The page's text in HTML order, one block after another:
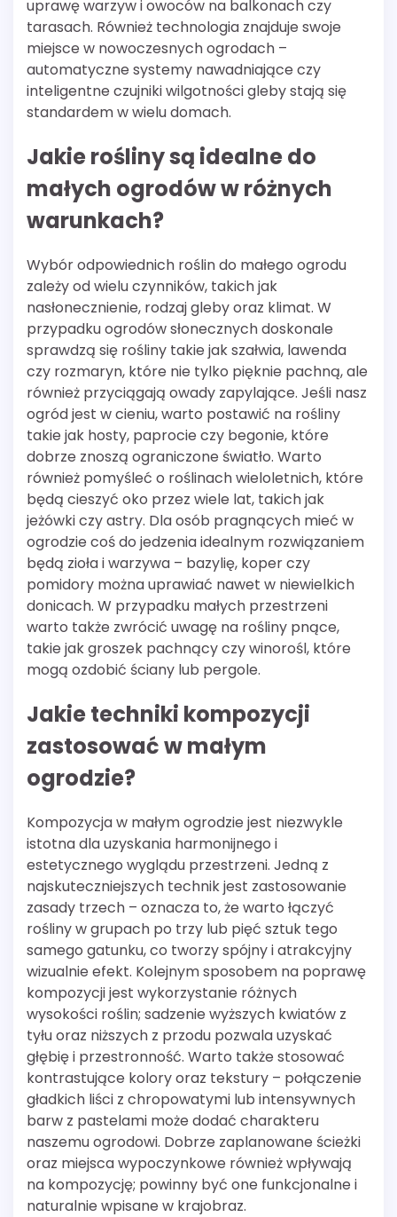
uprawę warzyw i owoców na balkonach czy
tarasach. Również technologia znajduje swoje
miejsce w nowoczesnych ogrodach –
automatyczne systemy nawadniające czy
inteligentne czujniki wilgotności gleby stają się
standardem w wielu domach.
Jakie rośliny są idealne do
małych ogrodów w różnych
warunkach?
Wybór odpowiednich roślin do małego ogrodu
zależy od wielu czynników, takich jak
nasłonecznienie, rodzaj gleby oraz klimat. W
przypadku ogrodów słonecznych doskonale
sprawdzą się rośliny takie jak szałwia, lawenda
czy rozmaryn, które nie tylko pięknie pachną, ale
również przyciągają owady zapylające. Jeśli nasz
ogród jest w cieniu, warto postawić na rośliny
takie jak hosty, paprocie czy begonie, które
dobrze znoszą ograniczone światło. Warto
również pomyśleć o roślinach wieloletnich, które
będą cieszyć oko przez wiele lat, takich jak
jeżówki czy astry. Dla osób pragnących mieć w
ogrodzie coś do jedzenia idealnym rozwiązaniem
będą zioła i warzywa – bazylię, koper czy
pomidory można uprawiać nawet w niewielkich
donicach. W przypadku małych przestrzeni
warto także zwrócić uwagę na rośliny pnące,
takie jak groszek pachnący czy winorośl, które
mogą ozdobić ściany lub pergole.
Jakie techniki kompozycji
zastosować w małym
ogrodzie?
Kompozycja w małym ogrodzie jest niezwykle
istotna dla uzyskania harmonijnego i
estetycznego wyglądu przestrzeni. Jedną z
najskuteczniejszych technik jest zastosowanie
zasady trzech – oznacza to, że warto łączyć
rośliny w grupach po trzy lub pięć sztuk tego
samego gatunku, co tworzy spójny i atrakcyjny
wizualnie efekt. Kolejnym sposobem na poprawę
kompozycji jest wykorzystanie różnych
wysokości roślin; sadzenie wyższych kwiatów z
tyłu oraz niższych z przodu pozwala uzyskać
głębię i przestronność. Warto także stosować
kontrastujące kolory oraz tekstury – połączenie
gładkich liści z chropowatymi lub intensywnych
barw z pastelami może dodać charakteru
naszemu ogrodowi. Dobrze zaplanowane ścieżki
oraz miejsca wypoczynkowe również wpływają
na kompozycję; powinny być one funkcjonalne i
naturalnie wpisane w krajobraz.